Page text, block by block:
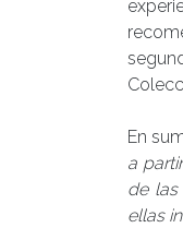
En
a
de las
ellas